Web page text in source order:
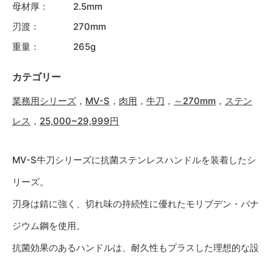
母材厚：
2.5mm
刃渡：
270mm
重量：
265g
カテゴリー
業務用シリーズ ， MV-S ， 肉用 ， 牛刀 ， ～270mm ， ステン
レス ， 25,000~29,999円
MV-S牛刀シリーズに抗菌ステンレスハンドルを装着したシ
リーズ。
刃身は錆に強く、切れ味の持続性に優れたモリブデン・バナ
ジウム鋼を使用。
抗菌効果のあるハンドルは、耐久性もプラスした理想的な設